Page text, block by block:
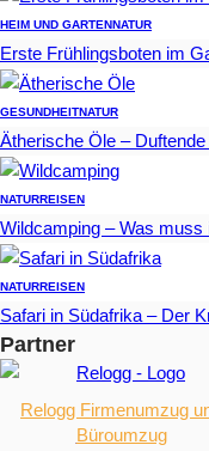
HEIM UND GARTENNATUR
Erste Frühlingsboten im
GESUNDHEITNATUR
Ätherische Öle –
NATURREISEN
Wildcamping – Was
NATURREISEN
Safari in Südafrika – Der
Partner
Relogg Firmenumzug
Büroumzug